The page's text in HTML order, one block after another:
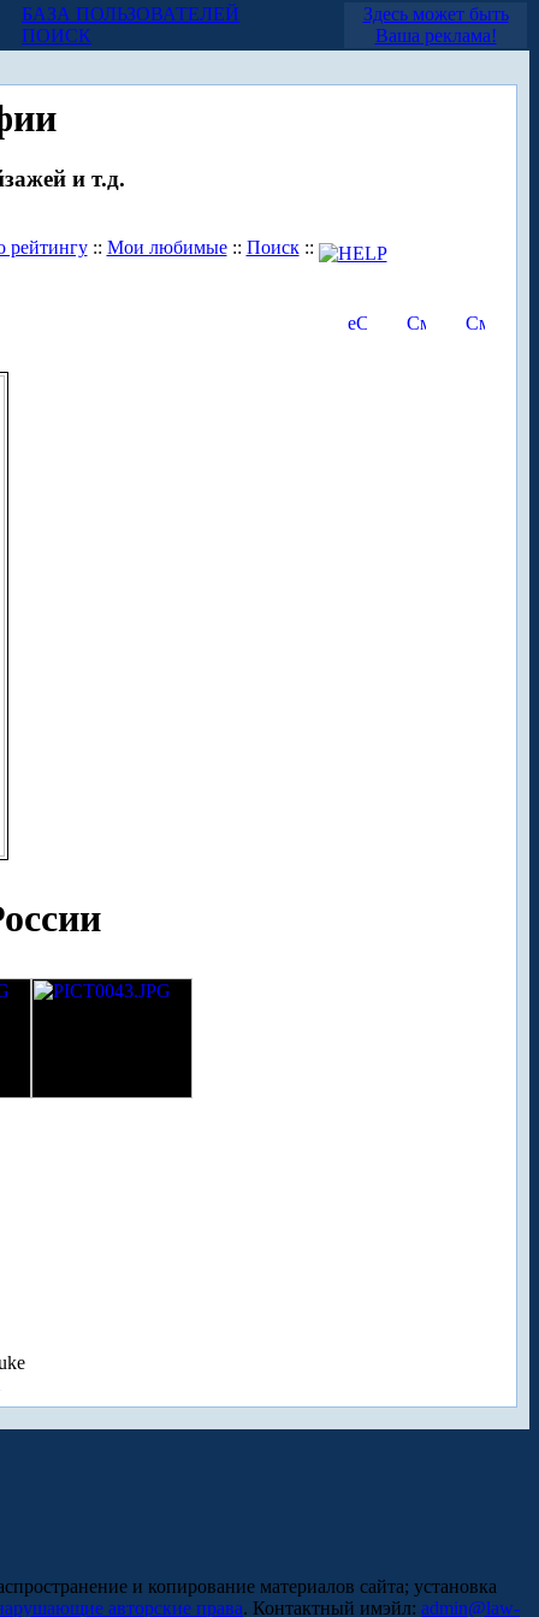
БАЗА ПОЛЬЗОВАТЕЛЕЙ
ПОИСК
Здесь может быть
Ваша реклама!
и т.д.
рейтингу:: Мои любимые:: Поиск::
и копирование материалов сайта; установка
авторские права. Контактный имэйл: admin@law-